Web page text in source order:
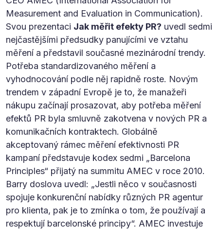
Measurement and Evaluation in Communication).
Svou prezentaci Jak měřit efekty PR? uvedl sedmi
nejčastějšími předsudky panujícími ve vztahu
měření a představil současné mezinárodní trendy.
Potřeba standardizovaného měření a
vyhodnocování podle něj rapidně roste. Novým
trendem v západní Evropě je to, že manažeři
nákupu začínají prosazovat, aby potřeba měření
efektů PR byla smluvně zakotvena v nových PR a
komunikačních kontraktech. Globálně
akceptovaný rámec měření efektivnosti PR
kampaní představuje kodex sedmi „Barcelona
Principles“ přijatý na summitu AMEC v roce 2010.
Barry doslova uvedl: „Jestli něco v současnosti
spojuje konkurenční nabídky různých PR agentur
pro klienta, pak je to zmínka o tom, že používají a
respektují barcelonské principy“. AMEC investuje